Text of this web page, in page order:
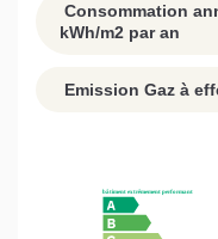
Consommation
kWh/m2 par an
Emission Gaz à